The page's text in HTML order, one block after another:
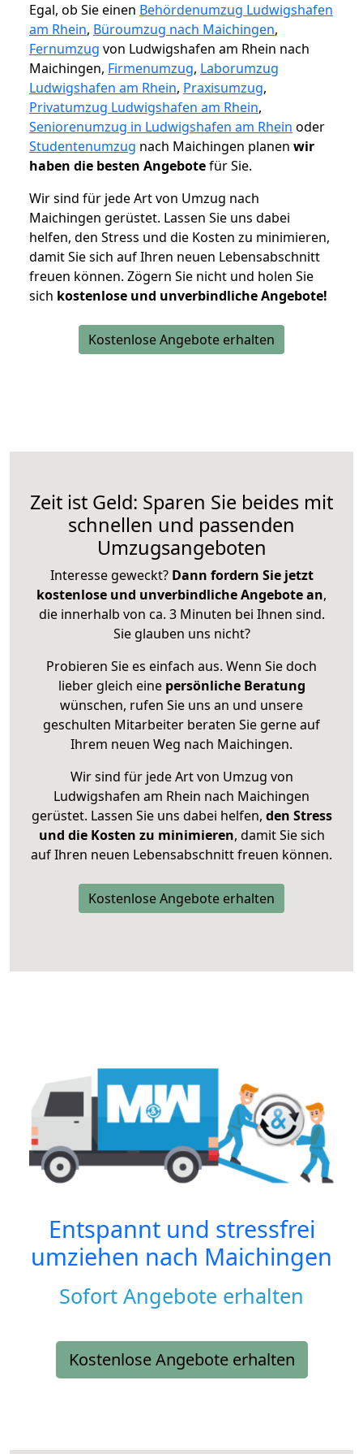
Egal, ob Sie einen Behördenumzug Ludwigshafen
am Rhein, Büroumzug nach Maichingen,
Fernumzug von Ludwigshafen am Rhein nach
Maichingen, Firmenumzug, Laborumzug
Ludwigshafen am Rhein, Praxisumzug,
Privatumzug Ludwigshafen am Rhein,
Seniorenumzug in Ludwigshafen am Rhein oder
Studentenumzug nach Maichingen planen wir
haben die besten Angebotefür Sie.
Wir sind für jede Art von Umzug nach
Maichingen gerüstet. Lassen Sie uns dabei
helfen, den Stress und die Kosten zu minimieren,
damit Sie sich auf Ihren neuen Lebensabschnitt
freuen können. Zögern Sie nicht und holen Sie
sich kostenlose und unverbindliche Angebote!
Kostenlose Angebote erhalten
Zeit ist Geld: Sparen Sie beides mit
schnellen und passenden
Umzugsangeboten
Interesse geweckt? Dann fordern Sie jetzt
kostenlose und unverbindliche Angebote an,
die innerhalb von ca. 3 Minuten bei Ihnen sind.
Sie glauben uns nicht?
Probieren Sie es einfach aus. Wenn Sie doch
lieber gleich eine persönliche Beratung
wünschen, rufen Sie uns an und unsere
geschulten Mitarbeiter beraten Sie gerne auf
Ihrem neuen Weg nach Maichingen.
Wir sind für jede Art von Umzug von
Ludwigshafen am Rhein nach Maichingen
gerüstet. Lassen Sie uns dabei helfen, den Stress
und die Kosten zu minimieren, damit Sie sich
auf Ihren neuen Lebensabschnitt freuen können.
Kostenlose Angebote erhalten
Entspannt und stressfrei
umziehen nach Maichingen
Sofort Angebote erhalten
Kostenlose Angebote erhalten